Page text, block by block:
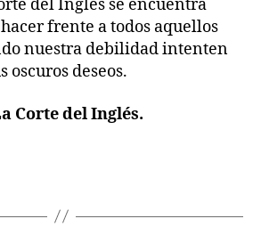
del Inglés se encuentra
frente a todos aquellos
nuestra debilidad intenten
oscuros deseos.
Corte del Inglés.